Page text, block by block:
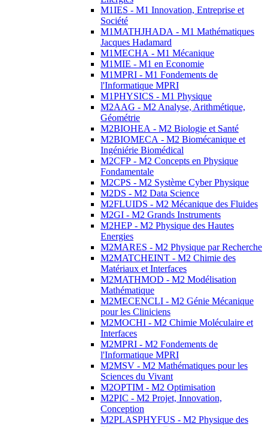
M1IES - M1 Innovation, Entreprise et
Société
M1MATHJHADA - M1 Mathématiques
Jacques Hadamard
M1MECHA - M1 Mécanique
M1MIE - M1 en Economie
M1MPRI - M1 Fondements de
l'Informatique MPRI
M1PHYSICS - M1 Physique
M2AAG - M2 Analyse, Arithmétique,
Géométrie
M2BIOHEA - M2 Biologie et Santé
M2BIOMECA - M2 Biomécanique et
Ingéniérie Biomédical
M2CFP - M2 Concepts en Physique
Fondamentale
M2CPS - M2 Système Cyber Physique
M2DS - M2 Data Science
M2FLUIDS - M2 Mécanique des Fluides
M2GI - M2 Grands Instruments
M2HEP - M2 Physique des Hautes
Energies
M2MARES - M2 Physique par Recherche
M2MATCHEINT - M2 Chimie des
Matériaux et Interfaces
M2MATHMOD - M2 Modélisation
Mathématique
M2MECENCLI - M2 Génie Mécanique
pour les Cliniciens
M2MOCHI - M2 Chimie Moléculaire et
Interfaces
M2MPRI - M2 Fondements de
l'Informatique MPRI
M2MSV - M2 Mathématiques pour les
Sciences du Vivant
M2OPTIM - M2 Optimisation
M2PIC - M2 Projet, Innovation,
Conception
M2PLASPHYFUS - M2 Physique des